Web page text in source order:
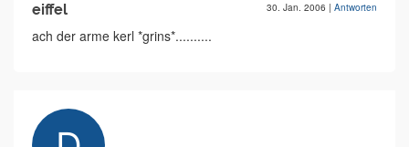
eiffel 30. Jan. 2006 | Antworten
ach der arme kerl *grins*..........